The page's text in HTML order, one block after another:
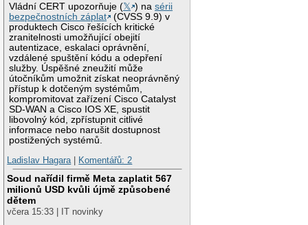
Vládní CERT upozorňuje (𝕏 ) nasérii
bezpečnostních záplat
(CVSS 9.9) v
produktech Cisco řešících kritické
zranitelnosti umožňující obejití
autentizace, eskalaci oprávnění,
vzdálené spuštění kódu a odepření
služby. Úspěšné zneužití může
útočníkům umožnit získat neoprávněný
přístup k dotčeným systémům,
kompromitovat zařízení Cisco Catalyst
SD-WAN a Cisco IOS XE, spustit
libovolný kód, zpřístupnit citlivé
informace nebo narušit dostupnost
postižených systémů.
Ladislav Hagara| Komentářů: 2
Soud nařídil firmě Meta zaplatit 567
milionů USD kvůli újmě způsobené
dětem
včera 15:33 | IT novinky